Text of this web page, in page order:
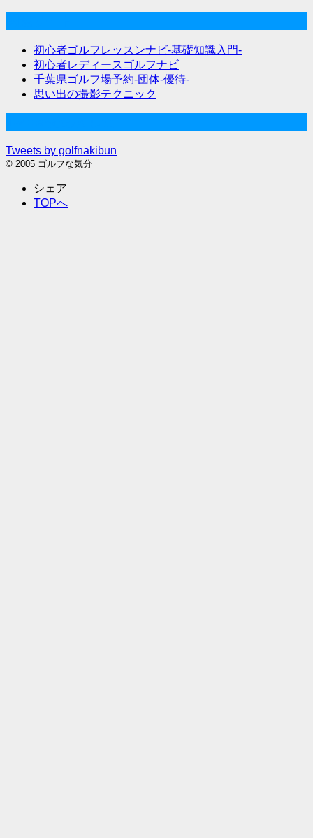
初心者ゴルフレッスンナビ-基礎知識入門-
初心者レディースゴルフナビ
千葉県ゴルフ場予約-団体-優待-
思い出の撮影テクニック
Tweets by golfnakibun
© 2005 ゴルフな気分
シェア
TOPへ